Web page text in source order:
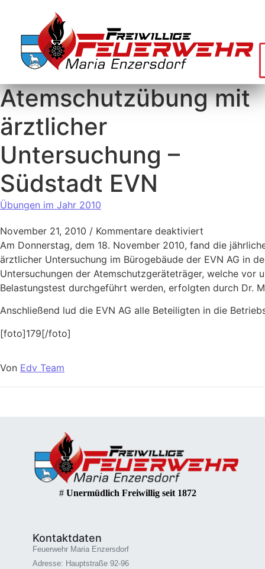
Atemschutzübung mit
ärztlicher
Untersuchung –
Südstadt EVN
Übungen im Jahr 2010
November 21, 2010 / Kommentare deaktiviert
Am Donnerstag, dem 18. November 2010, fand die
ärztlicher Untersuchung im Bürogebäude der EVN AG in
Untersuchungen der Atemschutzgeräteträger, welche vor
Belastungstest durchgeführt werden, erfolgten durch Dr.
Anschließend lud die EVN AG alle Beteiligten in die
[foto]179[/foto]
Von Edv Team
# Unermüdlich Freiwillig seit 1872
Kontaktdaten
Feuerwehr Maria Enzersdorf
Adresse: Hauptstraße 92-96